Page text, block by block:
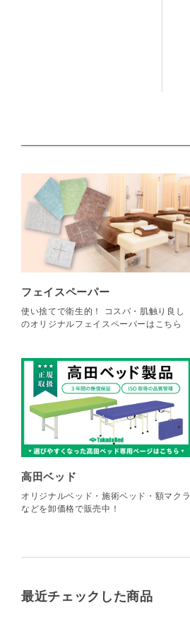
フェイスペーパー
使い捨てで衛生的！ コスパ・肌触り良し
のオリジナルフェイスペーパーはこちら
高田ベッド
オリジナルベッド・施術ベッド・額マクラ
などを卸価格で販売中！
最近チェックした商品